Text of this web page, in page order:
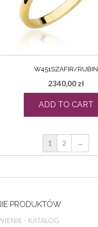
W451SZAFIR/RUBIN
2340,00 zł
ADD TO CART
1 2 →
PRODUKTÓW
- KATALOG